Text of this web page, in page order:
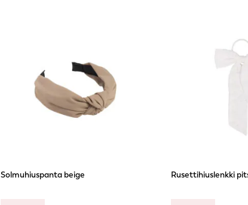
Solmuhiuspanta beige Rusettihiuslenkki